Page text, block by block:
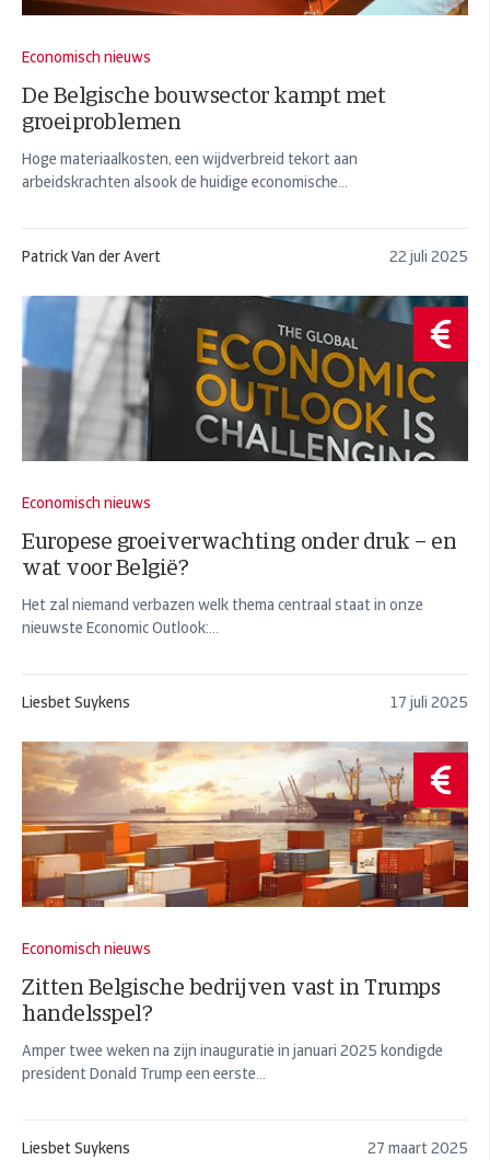
Economisch nieuws
De Belgische bouwsector kampt met
groeiproblemen
Hoge materiaalkosten, een wijdverbreid tekort aan
arbeidskrachten alsook de huidige economische...
Patrick Van der Avert 22 juli 2025
Economisch nieuws
Europese groeiverwachting onder druk – en
wat voor België?
Het zal niemand verbazen welk thema centraal staat in onze
nieuwste Economic Outlook:...
Liesbet Suykens 17 juli 2025
Economisch nieuws
Zitten Belgische bedrijven vast in Trumps
handelsspel?
Amper twee weken na zijn inauguratie in januari 2025 kondigde
president Donald Trump een eerste...
Liesbet Suykens 27 maart 2025